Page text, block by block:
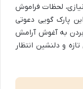
لحظات فراموش
پارک گویی دعوتی
به آغوش آرامش
و دلنشین انتظار